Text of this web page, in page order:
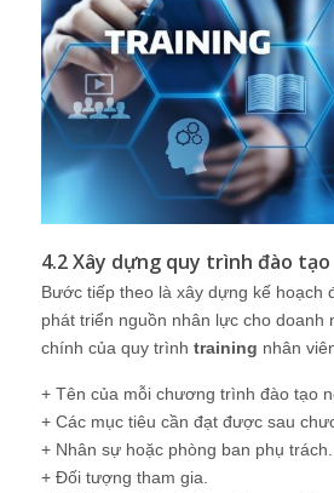
4.2 Xây dựng quy trình đào tạo
Bước tiếp theo là xây dựng kế hoạch
phát triển nguồn nhân lực cho doanh
chính của quy trình training nhân
+ Tên của mỗi chương trình đào tạo
+ Các mục tiêu cần đạt được sau
+ Nhân sự hoặc phòng ban phụ trách.
+ Đối tượng tham gia.